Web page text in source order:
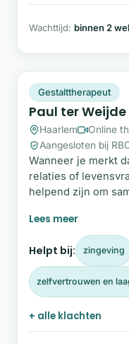
Wachttijd: binnen 2
Snel beschikbaar
Gestalttherapeut
Paul ter Weijde
Haarlem Online
Aangesloten bij
Wanneer je merkt
relaties of
helpend zijn om
gestalttherapeut en
zijn zichzelf eerlijk
levenservaring en
praktijk helpt hij je
levenshouding die
Helpt bij: zingeving
zelfvertrouwen en
+ alle klachten